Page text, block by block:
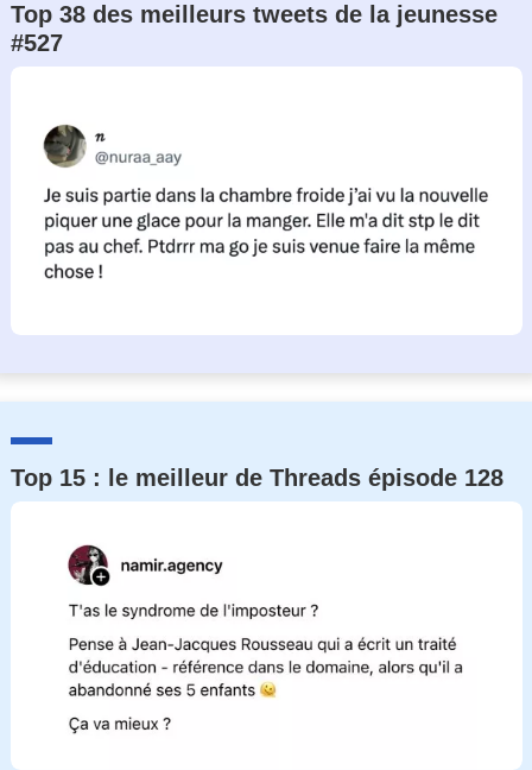
Top 38 des meilleurs tweets de la jeunesse
#527
Top 15 : le meilleur de Threads épisode 128